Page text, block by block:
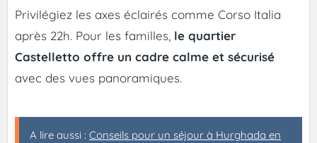
Privilégiez les axes éclairés comme Corso Italia
après 22h. Pour les familles, le quartier
Castelletto offre un cadre calme et sécurisé
avec des vues panoramiques.
A lire aussi : Conseils pour un séjour à Hurghada en